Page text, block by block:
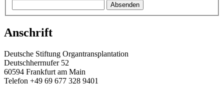
Absenden
Anschrift
Deutsche Stiftung Organtransplantation
Deutschherrnufer 52
60594 Frankfurt am Main
Telefon +49 69 677 328 9401